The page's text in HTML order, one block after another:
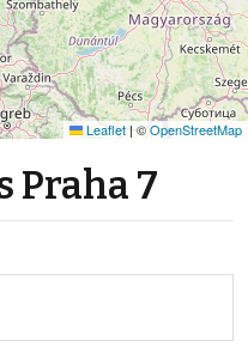
Leaflet | ©OpenStreetMap
Praha 7